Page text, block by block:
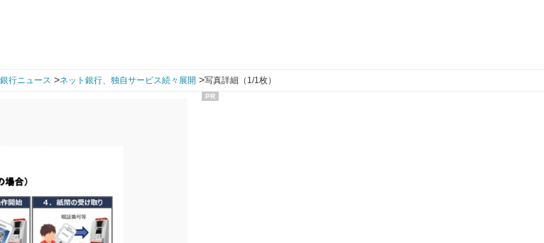
行ニュース >ネット銀行、独自サービス続々展開 >写真詳細（1/1枚）
PR